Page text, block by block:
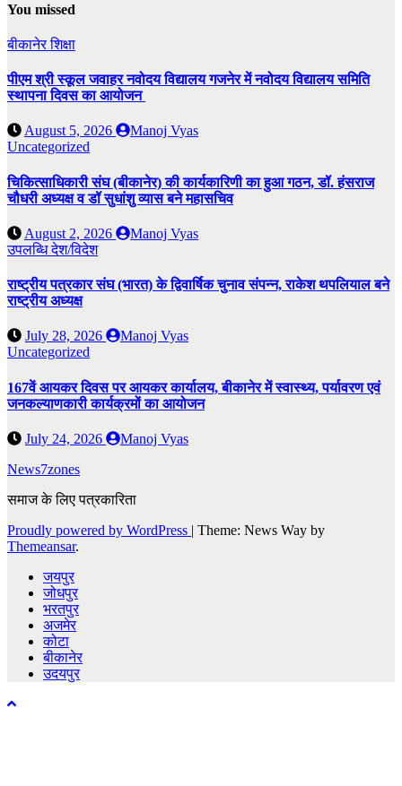
You missed
बीकानेरशिक्षा
पीएम श्री स्कूल जवाहर नवोदय विद्यालय गजनेर में नवोदय विद्यालय समिति
स्थापना दिवस का आयोजन
August 5, 2026
Manoj Vyas
Uncategorized
चिकित्साधिकारी संघ (बीकानेर) की कार्यकारिणी का हुआ गठन, डॉ. हंसराज
चौधरी अध्यक्ष व डॉ सुधांशु व्यास बने महासचिव
August 2, 2026
Manoj Vyas
उपलब्धिदेश/विदेश
राष्ट्रीय पत्रकार संघ (भारत) के द्विवार्षिक चुनाव संपन्न, राकेश थपलियाल बने
राष्ट्रीय अध्यक्ष
July 28, 2026
Manoj Vyas
Uncategorized
167वें आयकर दिवस पर आयकर कार्यालय, बीकानेर में स्वास्थ्य, पर्यावरण एवं
जनकल्याणकारी कार्यक्रमों का आयोजन
July 24, 2026
Manoj Vyas
News7zones
समाज के लिए पत्रकारिता
Proudly powered by WordPress | Theme: News Way by
Themeansar.
जयपुर
जोधपुर
भरतपुर
अजमेर
कोटा
बीकानेर
उदयपुर